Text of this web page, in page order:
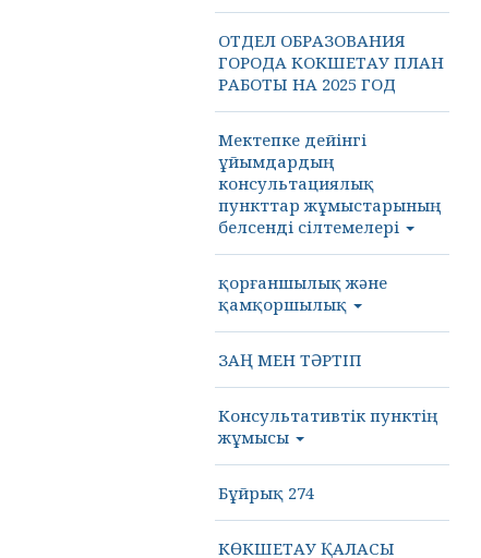
ОТДЕЛ ОБРАЗОВАНИЯ
ГОРОДА КОКШЕТАУ ПЛАН
РАБОТЫ НА 2025 ГОД
Мектепке дейінгі
ұйымдардың
консультациялық
пункттар жұмыстарының
белсенді сілтемелері
қорғаншылық және
қамқоршылық
ЗАҢ МЕН ТӘРТІП
Консультативтік пунктің
жұмысы
Бұйрық 274
КӨКШЕТАУ ҚАЛАСЫ